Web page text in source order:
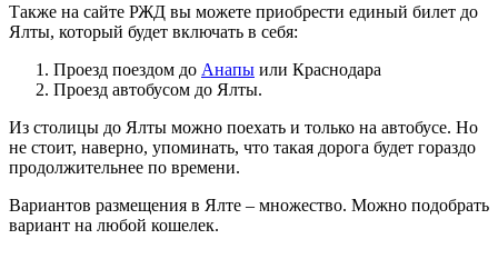
Также на сайте РЖД вы можете приобрести единый билет до
Ялты, который будет включать в себя:
Проезд поездом до Анапы или Краснодара
Проезд автобусом до Ялты.
Из столицы до Ялты можно поехать и только на автобусе. Но
не стоит, наверно, упоминать, что такая дорога будет гораздо
продолжительнее по времени.
Вариантов размещения в Ялте – множество. Можно подобрать
вариант на любой кошелек.